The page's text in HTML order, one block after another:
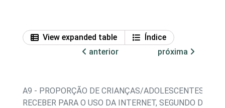
View expanded table
Índice
anterior
próxima
A9 - PROPORÇÃO DE CRIANÇAS/ADOLESCENTES,
RECEBER PARA O USO DA INTERNET, SEGUNDO